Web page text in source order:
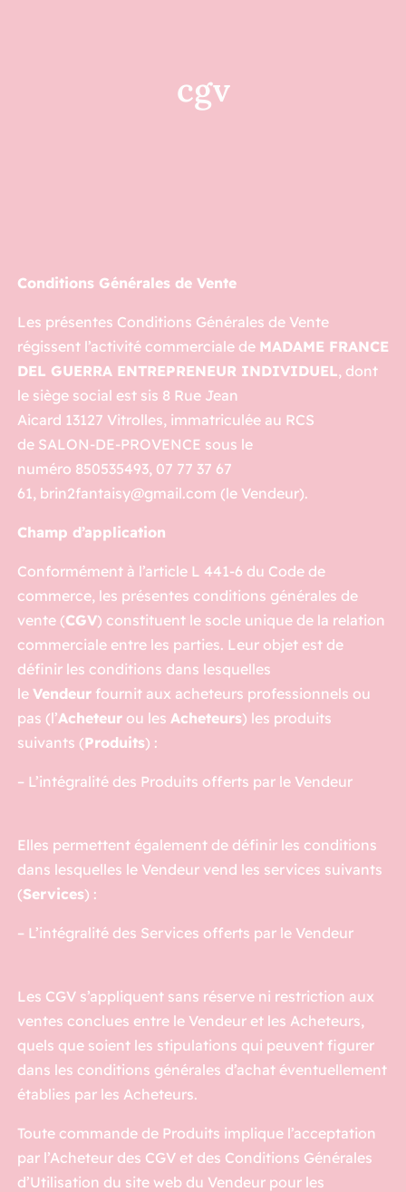
cgv
Conditions Générales de Vente
Les présentes Conditions Générales de Vente
régissent l’activité commerciale de MADAME FRANCE
DEL GUERRA ENTREPRENEUR INDIVIDUEL, dont
le siège social est sis 8 Rue Jean
Aicard 13127 Vitrolles, immatriculée au RCS
de SALON-DE-PROVENCE sous le
numéro 850535493, 07 77 37 67
61, brin2fantaisy@gmail.com (le Vendeur).
Champ d’application
Conformément à l’article L 441-6 du Code de
commerce, les présentes conditions générales de
vente (CGV) constituent le socle unique de la relation
commerciale entre les parties. Leur objet est de
définir les conditions dans lesquelles
le Vendeurfournit aux acheteurs professionnels ou
pas (l’Acheteurou les Acheteurs) les produits
suivants (Produits) :
– L’intégralité des Produits offerts par le Vendeur
Elles permettent également de définir les conditions
dans lesquelles le Vendeur vend les services suivants
(Services) :
– L’intégralité des Services offerts par le Vendeur
Les CGV s’appliquent sans réserve ni restriction aux
ventes conclues entre le Vendeur et les Acheteurs,
quels que soient les stipulations qui peuvent figurer
dans les conditions générales d’achat éventuellement
établies par les Acheteurs.
Toute commande de Produits implique l’acceptation
par l’Acheteur des CGV et des Conditions Générales
d’Utilisation du site web du Vendeur pour les